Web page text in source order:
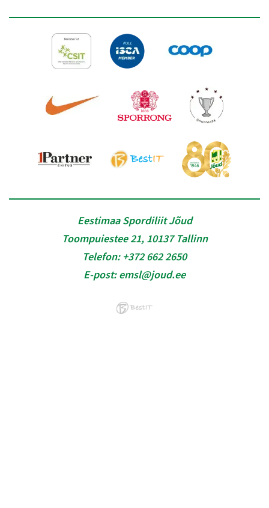
Eestimaa Spordiliit Jõud
Toompuiestee 21, 10137 Tallinn
Telefon: +372 662 2650
E-post:emsl@joud.ee